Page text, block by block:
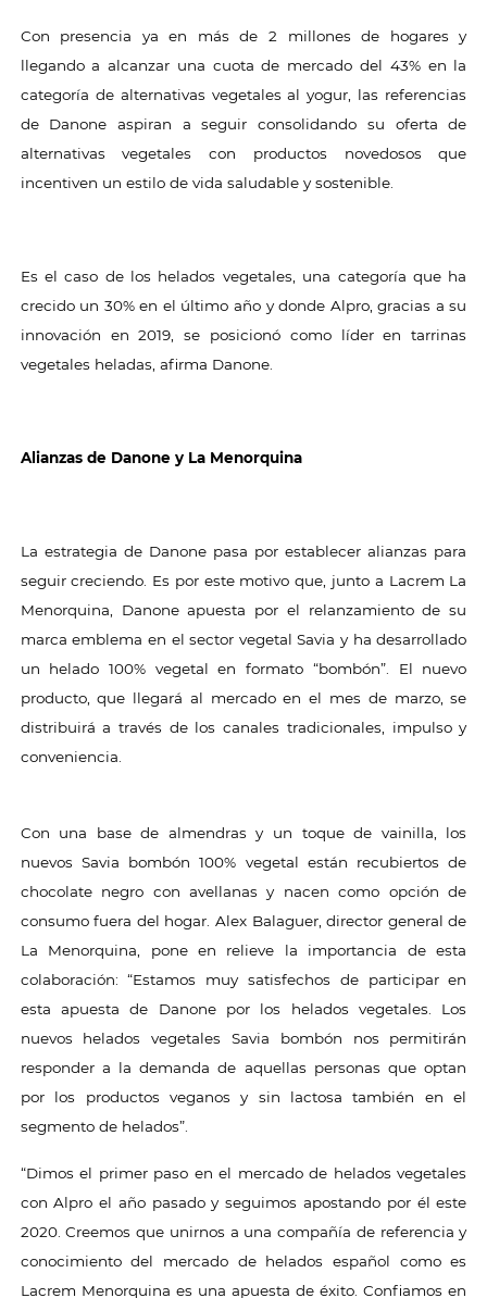
Con presencia ya en más de 2 millones de hogares y
llegando a alcanzar una cuota de mercado del 43% en la
categoría de alternativas vegetales al yogur, las referencias
de Danone aspiran a seguir consolidando su oferta de
alternativas vegetales con productos novedosos que
incentiven un estilo de vida saludable y sostenible.
Es el caso de los helados vegetales, una categoría que ha
crecido un 30% en el último año y donde Alpro, gracias a su
innovación en 2019, se posicionó como líder en tarrinas
vegetales heladas, afirma Danone.
Alianzas de Danone y La Menorquina
La estrategia de Danone pasa por establecer alianzas para
seguir creciendo. Es por este motivo que, junto a Lacrem La
Menorquina, Danone apuesta por el relanzamiento de su
marca emblema en el sector vegetal Savia y ha desarrollado
un helado 100% vegetal en formato “bombón”. El nuevo
producto, que llegará al mercado en el mes de marzo, se
distribuirá a través de los canales tradicionales, impulso y
conveniencia.
Con una base de almendras y un toque de vainilla, los
nuevos Savia bombón 100% vegetal están recubiertos de
chocolate negro con avellanas y nacen como opción de
consumo fuera del hogar. Alex Balaguer, director general de
La Menorquina, pone en relieve la importancia de esta
colaboración: “Estamos muy satisfechos de participar en
esta apuesta de Danone por los helados vegetales. Los
nuevos helados vegetales Savia bombón nos permitirán
responder a la demanda de aquellas personas que optan
por los productos veganos y sin lactosa también en el
segmento de helados”.
“Dimos el primer paso en el mercado de helados vegetales
con Alpro el año pasado y seguimos apostando por él este
2020. Creemos que unirnos a una compañía de referencia y
conocimiento del mercado de helados español como es
Lacrem Menorquina es una apuesta de éxito. Confiamos en